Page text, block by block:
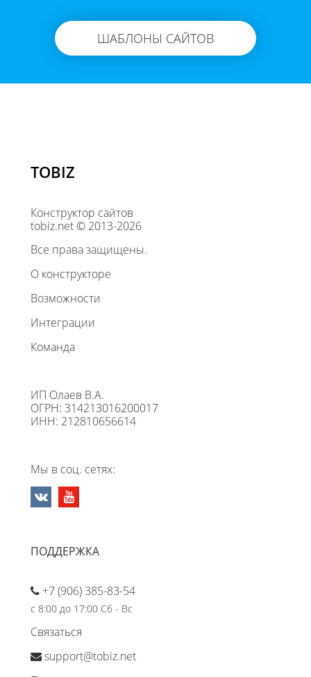
ШАБЛОНЫ САЙТОВ
TOBIZ
Конструктор сайтов
tobiz.net © 2013-2026
Все права защищены.
О конструкторе
Возможности
Интеграции
Команда
ИП Олаев В.А.
ОГРН: 314213016200017
ИНН: 212810656614
Мы в соц. сетях:
ПОДДЕРЖКА
+7 (906) 385-83-54
с 8:00 до 17:00 Сб - Вс
Связаться
support@tobiz.net